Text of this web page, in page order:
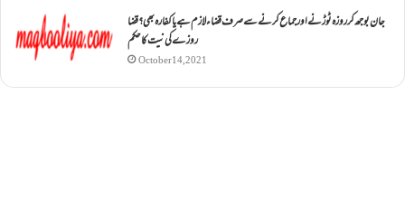
جان بوجھ کر روزہ ٹوڑنے اور جماع کرنے سے صرف قضاء لازم ہے یا کفارہ بھی؟ قضا
روزے کی نیت کا حکم
October 14, 2021